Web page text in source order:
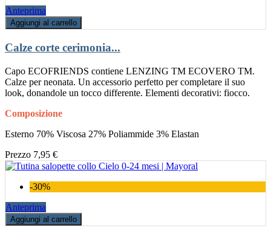
Anteprima
Aggiungi al carrello
Calze corte cerimonia...
Capo ECOFRIENDS contiene LENZING TM ECOVERO TM.
Calze per neonata. Un accessorio perfetto per completare il suo
look, donandole un tocco differente. Elementi decorativi: fiocco.
Composizione
Esterno 70% Viscosa 27% Poliammide 3% Elastan
Prezzo 7,95 €
-30%
Anteprima
Aggiungi al carrello